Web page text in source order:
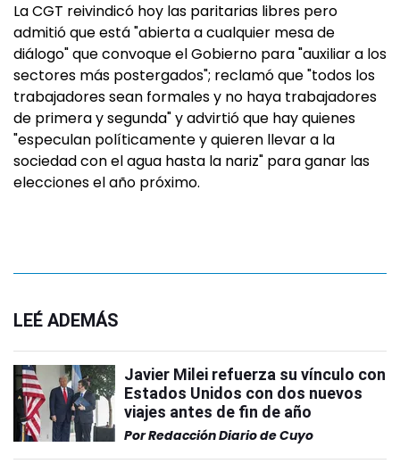
La CGT reivindicó hoy las paritarias libres pero
admitió que está "abierta a cualquier mesa de
diálogo" que convoque el Gobierno para "auxiliar a los
sectores más postergados"; reclamó que "todos los
trabajadores sean formales y no haya trabajadores
de primera y segunda" y advirtió que hay quienes
"especulan políticamente y quieren llevar a la
sociedad con el agua hasta la nariz" para ganar las
elecciones el año próximo.
LEÉ ADEMÁS
Javier Milei refuerza su vínculo con
Estados Unidos con dos nuevos
viajes antes de fin de año
PorRedacción Diario de Cuyo